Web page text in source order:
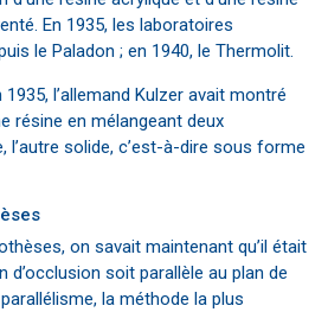
En 1935, les laboratoires
le Paladon ; en 1940, le Thermolit.
l’allemand Kulzer avait montré
résine en mélangeant deux
l’autre solide, c’est-à-dire sous forme
on savait maintenant qu’il était
d’occlusion soit parallèle au plan de
la méthode la plus